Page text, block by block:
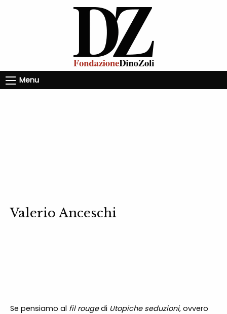
Menu
Valerio Anceschi
Se pensiamo al fil rougedi Utopiche seduzioni, ovvero